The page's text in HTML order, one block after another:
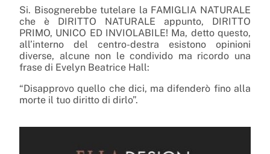
Si. Bisognerebbe tutelare la FAMIGLIA NATURALE
che è DIRITTO NATURALE appunto, DIRITTO
PRIMO, UNICO ED INVIOLABILE! Ma, detto questo,
all’interno del centro-destra esistono opinioni
diverse, alcune non le condivido ma ricordo una
frase di Evelyn Beatrice Hall:
“Disapprovo quello che dici, ma difenderò fino alla
morte il tuo diritto di dirlo”.